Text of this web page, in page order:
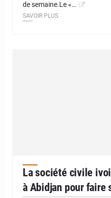
de semaine.Le «…
SAVOIR PLUS
La société civile
à Abidjan pour faire